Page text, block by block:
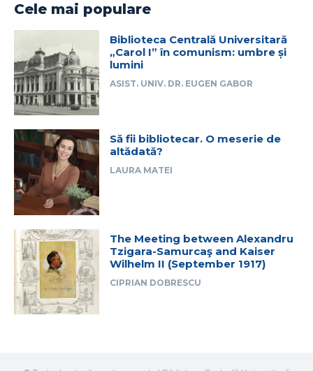
Cele mai populare
Biblioteca Centrală Universitară
„Carol I” în comunism: umbre și
lumini
ASIST. UNIV. DR. EUGEN GABOR
Să fii bibliotecar. O meserie de
altădată?
LAURA MATEI
The Meeting between Alexandru
Tzigara-Samurcaş and Kaiser
Wilhelm II (September 1917)
CIPRIAN DOBRESCU